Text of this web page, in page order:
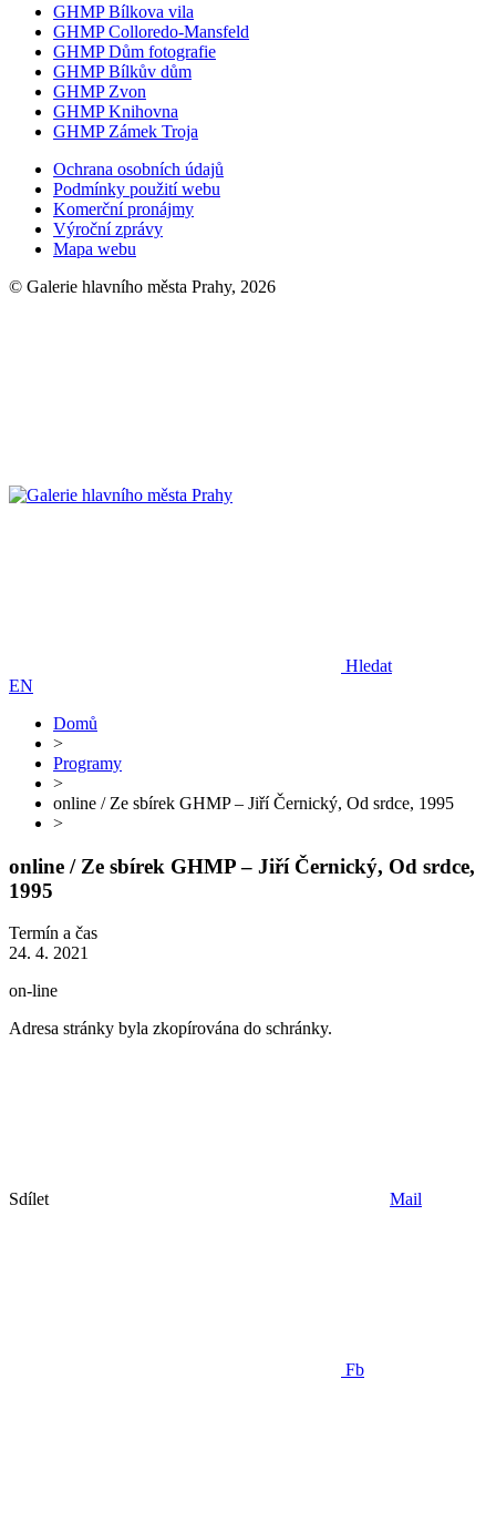
GHMP Bílkova vila
GHMP Colloredo-Mansfeld
GHMP Dům fotografie
GHMP Bílkův dům
GHMP Zvon
GHMP Knihovna
GHMP Zámek Troja
Ochrana osobních údajů
Podmínky použití webu
Komerční pronájmy
Výroční zprávy
Mapa webu
© Galerie hlavního města Prahy, 2026
Hledat
EN
Domů
>
Programy
>
online / Ze sbírek GHMP – Jiří Černický, Od srdce, 1995
>
online / Ze sbírek GHMP – Jiří Černický, Od srdce,
1995
Termín a čas
24. 4. 2021
on-line
Adresa stránky byla zkopírována do schránky.
Sdílet Mail
Fb